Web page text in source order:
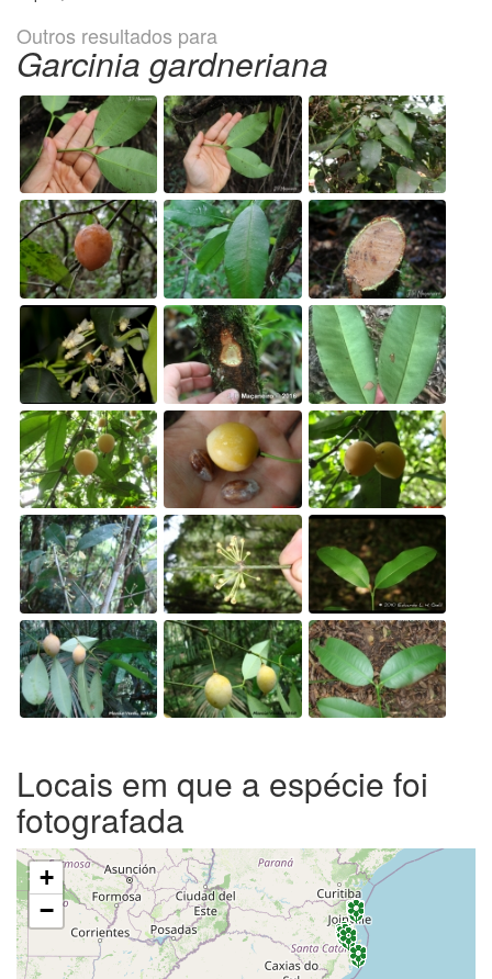
Outros resultados para
Garcinia gardneriana
Locais em que a espécie foi
fotografada
+
−